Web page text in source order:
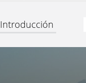
Introducción